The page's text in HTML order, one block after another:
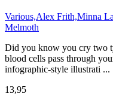
Various,Alex Frith,Minna
Melmoth
Did you know you cry two
blood cells pass through
infographic-style illustrati ...
13,95